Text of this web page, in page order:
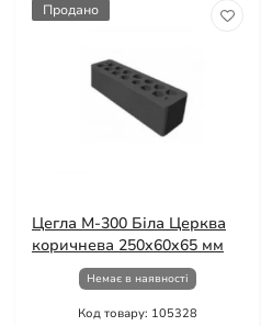
Продано
Цегла М-300 Біла Церква
коричнева 250x60x65 мм
Немає в наявності
Код товару: 105328